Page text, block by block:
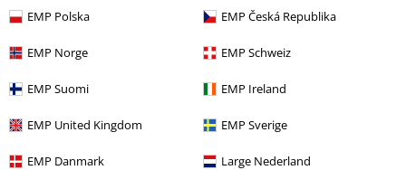
EMP Polska EMP Česká Republika
EMP Norge EMP Schweiz
EMP Suomi EMP Ireland
EMP United Kingdom EMP Sverige
EMP Danmark Large Nederland
23% DTO
Exclusivo
PVPR
Desde45,89 €
Larger Than Life Bomber Jacket
RED by EMP
Chaqueta entre-
tiempo
Exclusivo
Talla grande
PVPR
Desde 43,99 €
Life Of An Easy Rider
Premium by EMP